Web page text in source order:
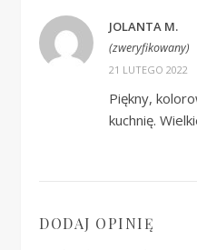
JOLANTA M.
(zweryfikowany)
21 LUTEGO 2022
Piękny,
kuchnię.
DODAJ OPINIĘ